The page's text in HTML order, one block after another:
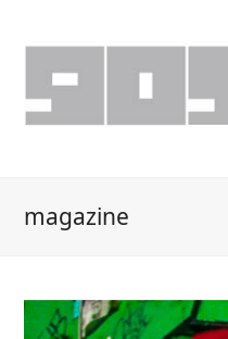
magazine